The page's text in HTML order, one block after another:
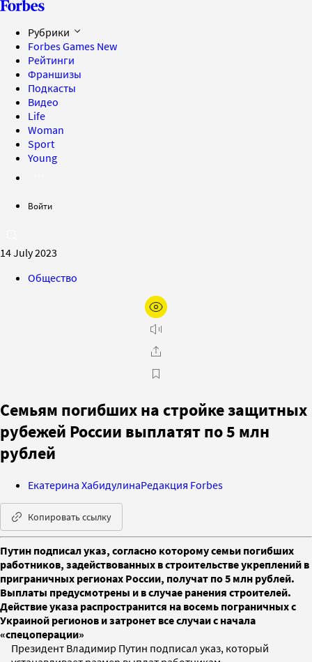
Рубрики
Forbes Games New
Рейтинги
Франшизы
Подкасты
Видео
Life
Woman
Sport
Young
Войти
14 July 2023
Общество
Семьям погибших на стройке защитных
рубежей России выплатят по 5 млн
рублей
Екатерина ХабидулинаРедакция Forbes
Копировать ссылку
Путин подписал указ, согласно которому семьи погибших
работников, задействованных в строительстве укреплений в
приграничных регионах России, получат по 5 млн рублей.
Выплаты предусмотрены и в случае ранения строителей.
Действие указа распространится на восемь пограничных с
Украиной регионов и затронет все случаи с начала
«спецоперации»
Президент Владимир Путин подписал указ, который